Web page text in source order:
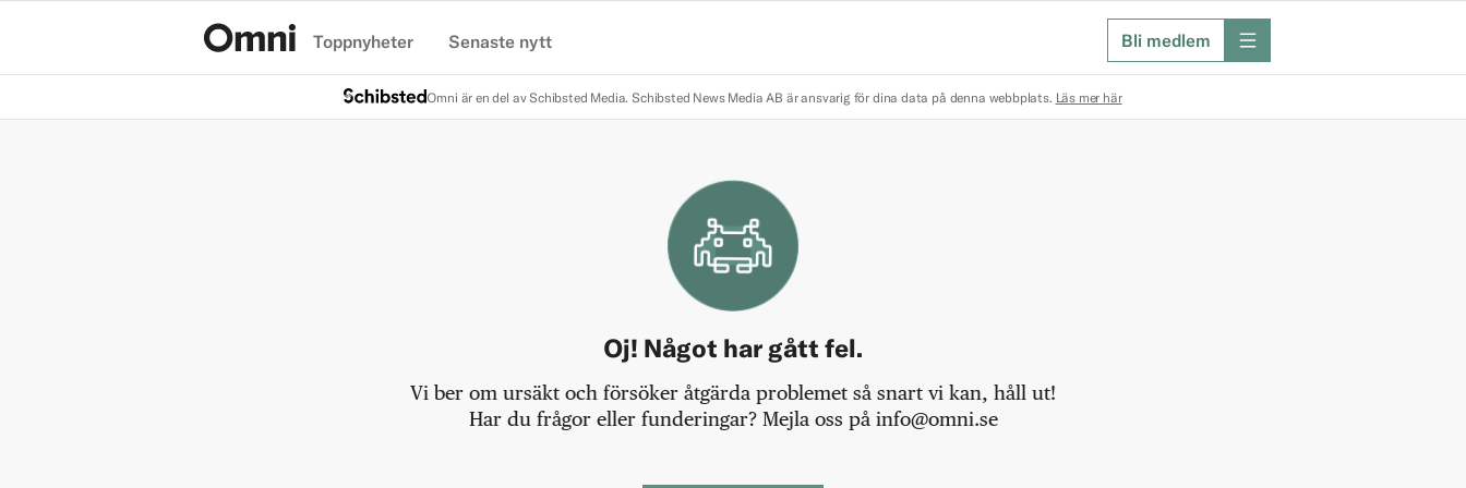
Toppnyheter Senaste nytt Bli medlem meny
Omni är en del av Schibsted Media. Schibsted News Media AB är ansvarig för dina data på denna webbplats. Läs mer här
Oj! Något har gått fel.
Vi ber om ursäkt och försöker åtgärda problemet så snart vi kan, håll ut!
Har du frågor eller funderingar? Mejla oss på info@omni.se